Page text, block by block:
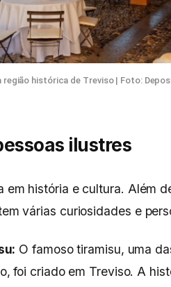
região histórica de Treviso | Foto:
ilustres
em história e cultura. Além
várias curiosidades e
O famoso tiramisu, uma
foi criado em Treviso. A